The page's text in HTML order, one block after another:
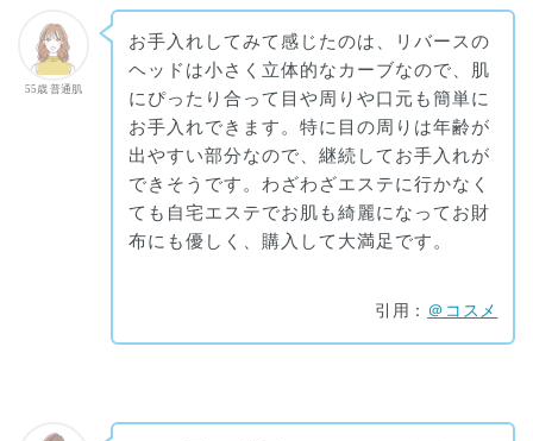
55歳 普通肌
お手入れしてみて感じたのは、リバースの
ヘッドは小さく立体的なカーブなので、肌
にぴったり合って目や周りや口元も簡単に
お手入れできます。特に目の周りは年齢が
出やすい部分なので、継続してお手入れが
できそうです。わざわざエステに行かなく
ても自宅エステでお肌も綺麗になってお財
布にも優しく、購入して大満足です。
引用： ＠コスメ